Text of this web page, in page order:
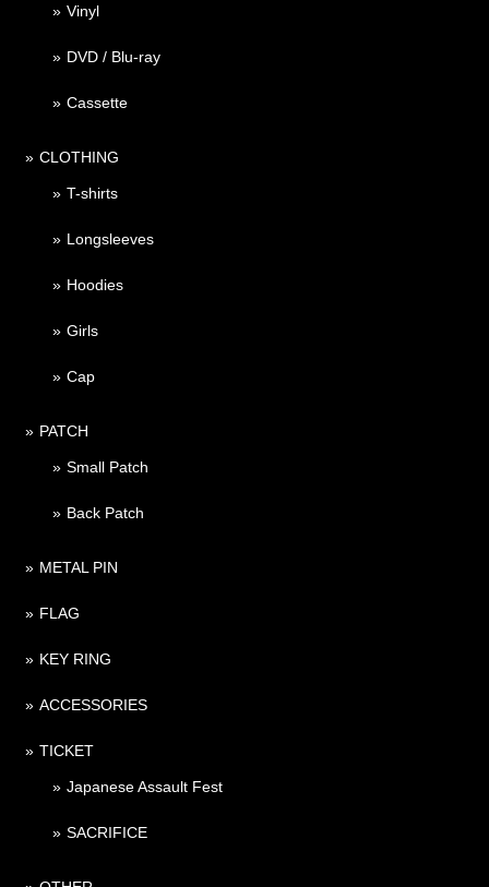
Vinyl
DVD / Blu-ray
Cassette
CLOTHING
T-shirts
Longsleeves
Hoodies
Girls
Cap
PATCH
Small Patch
Back Patch
METAL PIN
FLAG
KEY RING
ACCESSORIES
TICKET
Japanese Assault Fest
SACRIFICE